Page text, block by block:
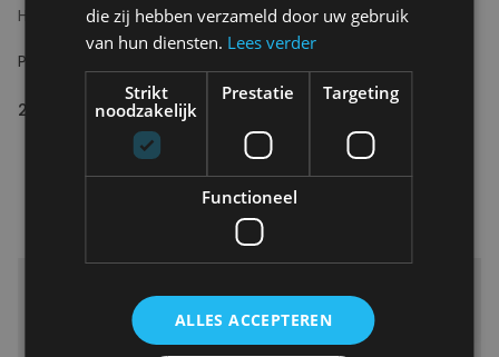
HELLO AUGUST
POSTCARD BEST YES EVER
2.95€
HELLO AUGUST
die zij hebben verzameld door uw gebruik
van hun diensten. Lees verder
Strikt
noodzakelijk
Prestatie Targeting
Functioneel
ALLES ACCEPTEREN